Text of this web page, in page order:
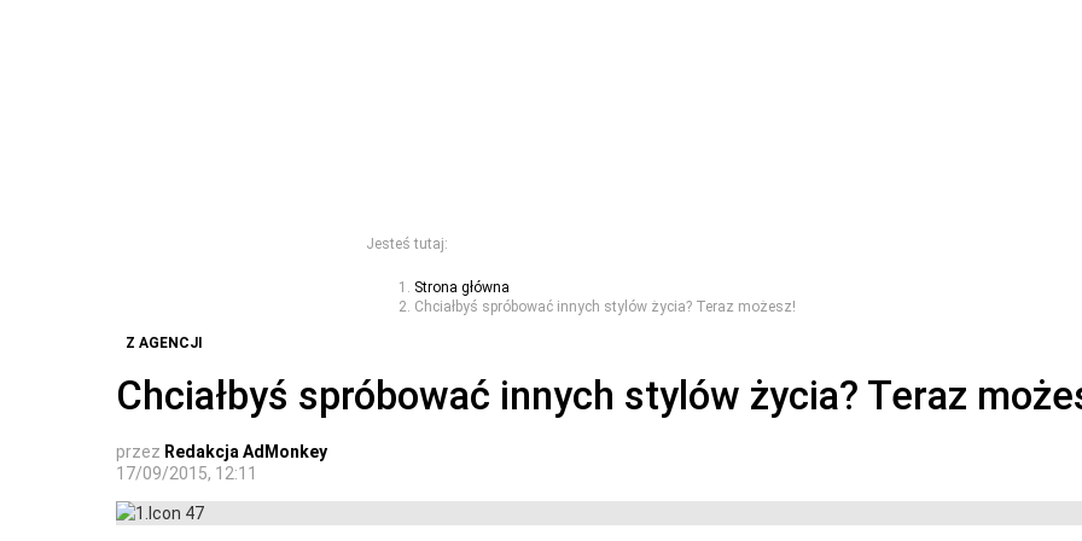
Jesteś tutaj:
Strona główna
Chciałbyś spróbować innych stylów życia? Teraz możesz!
Z AGENCJI
Chciałbyś spróbować innych stylów życia? Teraz
przez Redakcja AdMonkey
17/09/2015, 12:11